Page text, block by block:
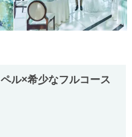
ル×希少なフルコース
評価